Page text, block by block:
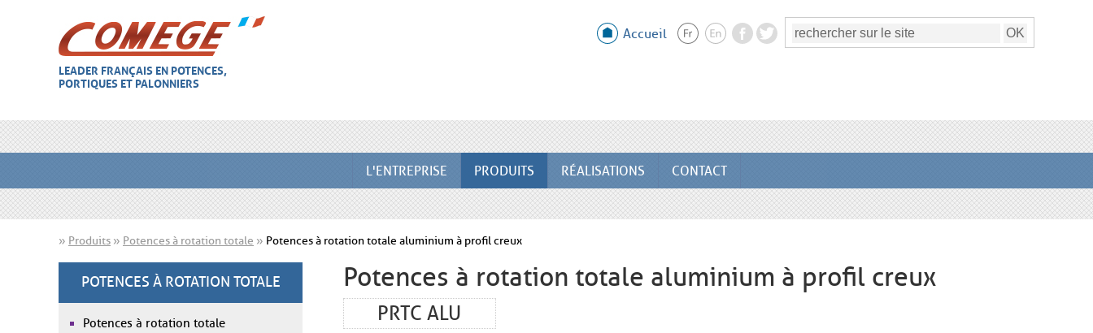
LEADER FRANÇAIS EN POTENCES,
PORTIQUES ET PALONNIERS
Accueil
L'ENTREPRISE PRODUITS RÉALISATIONS CONTACT
» Produits » Potences à rotation totale » Potences à rotation totale aluminium à profil creux
POTENCES À ROTATION TOTALE
Potences à rotation totale
Potences à rotation totale aluminium à profil creux
PRTC ALU